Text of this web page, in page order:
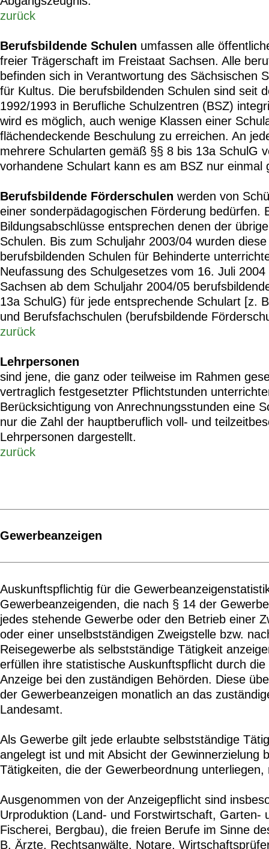
zurück
Berufsbildende Schulen umfassen alle
freier Trägerschaft im Freistaat Sachsen. Alle
befinden sich in Verantwortung des Sächsischen
für Kultus. Die berufsbildenden Schulen sind seit
1992/1993 in Berufliche Schulzentren (BSZ)
wird es möglich, auch wenige Klassen einer
flächendeckende Beschulung zu erreichen. An
mehrere Schularten gemäß §§ 8 bis 13a SchulG
vorhandene Schulart kann es am BSZ nur einmal
Berufsbildende Förderschulen werden von
einer sonderpädagogischen Förderung bedürfen.
Bildungsabschlüsse entsprechen denen der
Schulen. Bis zum Schuljahr 2003/04 wurden
berufsbildenden Schulen für Behinderte
Neufassung des Schulgesetzes vom 16. Juli
Sachsen ab dem Schuljahr 2004/05
13a SchulG) für jede entsprechende Schulart [z.
und Berufsfachschulen (berufsbildende
zurück
Lehrpersonen
sind jene, die ganz oder teilweise im Rahmen
vertraglich festgesetzter Pflichtstunden
Berücksichtigung von Anrechnungsstunden eine
nur die Zahl der hauptberuflich voll- und
Lehrpersonen dargestellt.
zurück
Gewerbeanzeigen
Auskunftspflichtig für die
Gewerbeanzeigenden, die nach § 14 der
jedes stehende Gewerbe oder den Betrieb einer
oder einer unselbstständigen Zweigstelle bzw.
Reisegewerbe als selbstständige Tätigkeit
erfüllen ihre statistische Auskunftspflicht durch
Anzeige bei den zuständigen Behörden. Diese
der Gewerbeanzeigen monatlich an das
Landesamt.
Als Gewerbe gilt jede erlaubte selbstständige
angelegt ist und mit Absicht der Gewinnerzielung
Tätigkeiten, die der Gewerbeordnung
Ausgenommen von der Anzeigepflicht sind
Urproduktion (Land- und Forstwirtschaft, Garten-
Fischerei, Bergbau), die freien Berufe im Sinne
B. Ärzte, Rechtsanwälte, Notare,